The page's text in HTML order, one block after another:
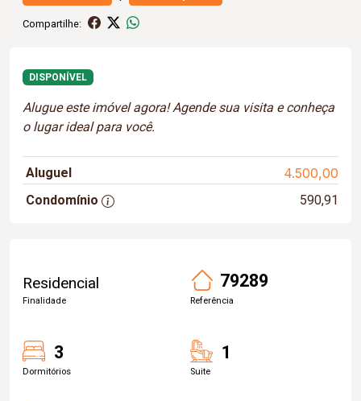
Compartilhe:
DISPONÍVEL
Alugue este imóvel agora! Agende sua visita e conheça
o lugar ideal para você.
Aluguel 4.500,00
Condomínio 590,91
Residencial
Finalidade
79289
Referência
3
Dormitórios
1
Suite